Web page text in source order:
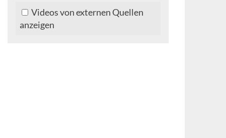
Videos von externen Quellen
anzeigen